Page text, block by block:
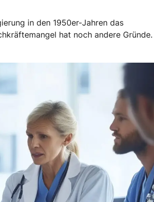
in den 1950er-Jahren das
hat noch andere Gründe.